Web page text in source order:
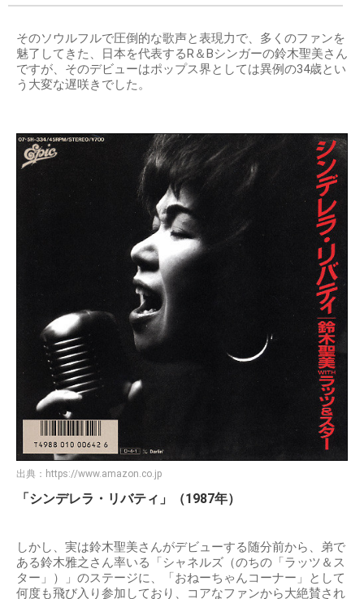
そのソウルフルで圧倒的な歌声と表現力で、多くのファンを
魅了してきた、日本を代表するR＆Bシンガーの鈴木聖美さん
ですが、そのデビューはポップス界としては異例の34歳とい
う大変な遅咲きでした。
出典： https://www.amazon.co.jp
「シンデレラ・リバティ」（1987年）
しかし、実は鈴木聖美さんがデビューする随分前から、弟で
ある鈴木雅之さん率いる「シャネルズ（のちの「ラッツ＆ス
ター」）」のステージに、「おねーちゃんコーナー」として
何度も飛び入り参加しており、コアなファンから大絶賛され